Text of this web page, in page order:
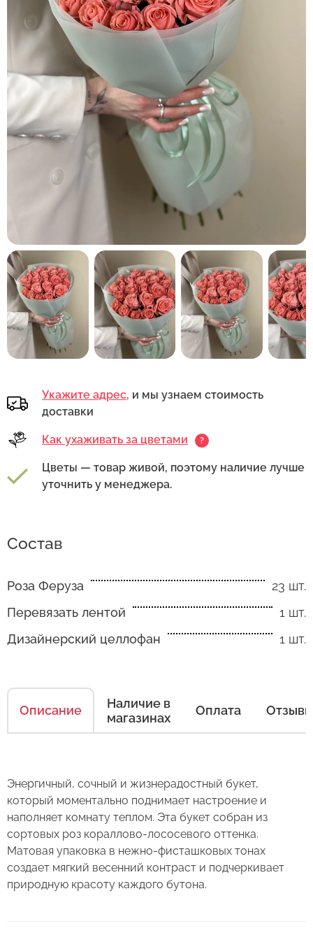
Укажите адрес, и мы узнаем стоимость
доставки
Как ухаживать за цветами ?
Цветы — товар живой, поэтому наличие лучше
уточнить у менеджера.
Состав
Роза Феруза
23 шт.
Перевязать лентой
1 шт.
Дизайнерский целлофан
1 шт.
Описание
Наличие в
магазинах
Оплата Отзывы
Энергичный, сочный и жизнерадостный букет,
который моментально поднимает настроение и
наполняет комнату теплом. Эта букет собран из
сортовых роз кораллово-лососевого оттенка.
Матовая упаковка в нежно-фисташковых тонах
создает мягкий весенний контраст и подчеркивает
природную красоту каждого бутона.
Оставьте свой отзыв
Сервис:
Как ухаживать за цветами
в Вашем букете или композиции сохраняли
свежесть как можно дольше.
1. Переносите букеты в транспортировочной
бумаге.
2. Минимизируйте нахождение цветов
в холодное время года на улице.
3. Если Вы перевозите букет, убедитесь, что
он правильно упакован. В зимнее время, даже
кнопку "Выбрать".